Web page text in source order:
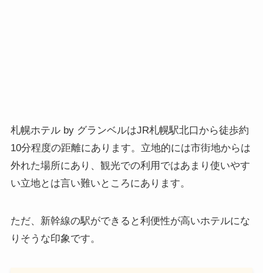
札幌ホテル by グランベルはJR札幌駅北口から徒歩約
10分程度の距離にあります。立地的には市街地からは
外れた場所にあり、観光での利用ではあまり使いやす
い立地とは言い難いところにあります。
ただ、新幹線の駅ができると利便性が高いホテルにな
りそうな印象です。